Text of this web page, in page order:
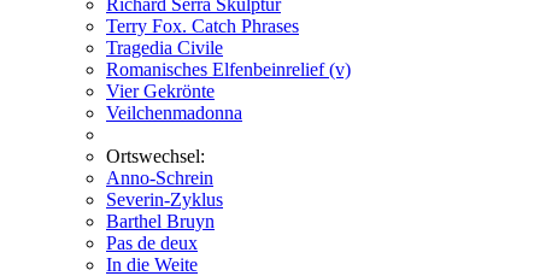
Richard Serra Skulptur
Terry Fox. Catch Phrases
Tragedia Civile
Romanisches Elfenbeinrelief (v)
Vier Gekrönte
Veilchenmadonna
Ortswechsel:
Anno-Schrein
Severin-Zyklus
Barthel Bruyn
Pas de deux
In die Weite